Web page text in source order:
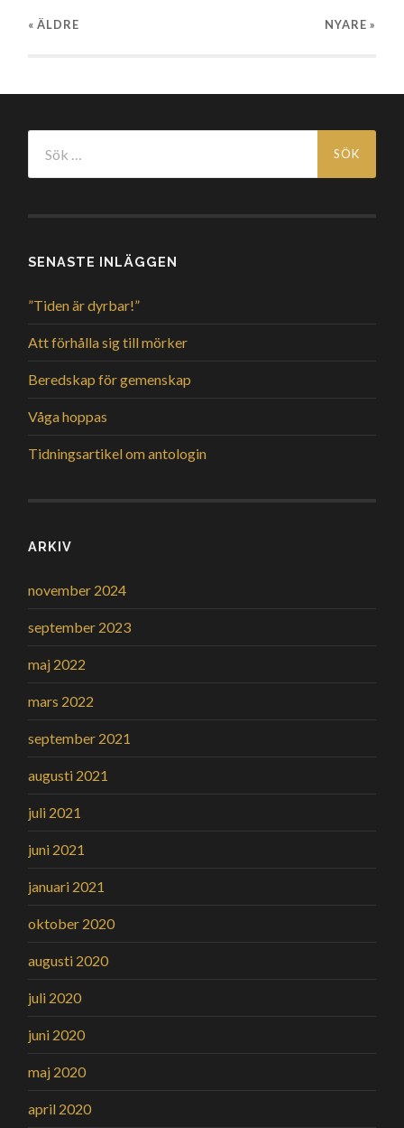
« ÄLDRE NYARE »
efter:
SENASTE INLÄGGEN
”Tiden är dyrbar!”
Att förhålla sig till mörker
Beredskap för gemenskap
Våga hoppas
Tidningsartikel om antologin
ARKIV
november 2024
september 2023
maj 2022
mars 2022
september 2021
augusti 2021
juli 2021
juni 2021
januari 2021
oktober 2020
augusti 2020
juli 2020
juni 2020
maj 2020
april 2020